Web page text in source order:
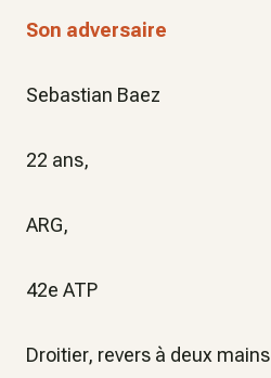
Son adversaire
Sebastian Baez
22 ans,
ARG,
42e ATP
Droitier, revers à deux mains